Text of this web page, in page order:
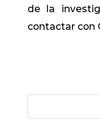
de la
contactar con